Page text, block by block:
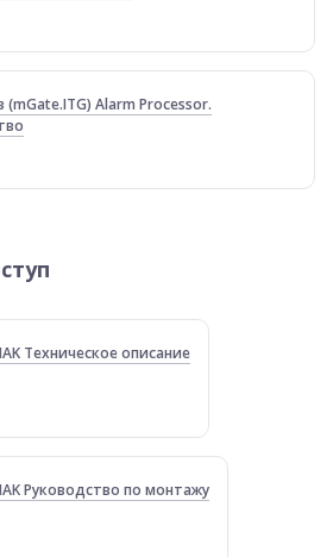
Alarm Processor.
Техническое описание
Руководство по монтажу